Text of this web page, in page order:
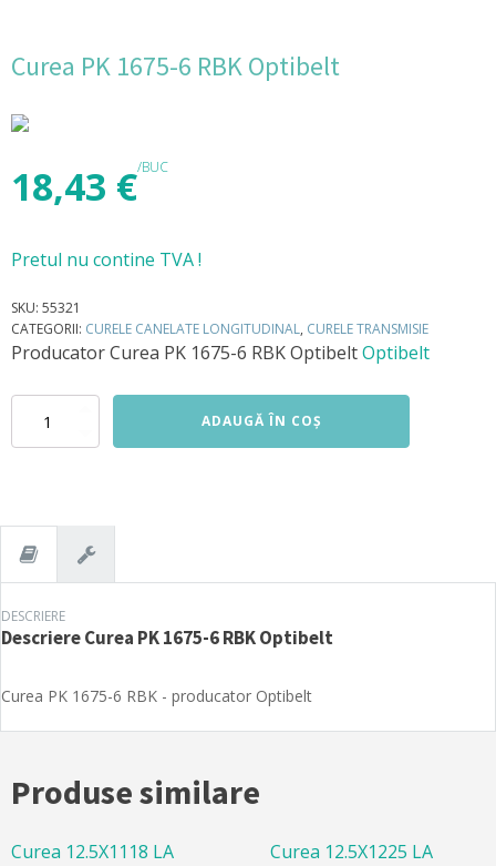
Curea PK 1675-6 RBK Optibelt
18,43 €/BUC
Pretul nu contine TVA !
SKU: 55321
CATEGORII: CURELE CANELATE LONGITUDINAL, CURELE TRANSMISIE
ProducatorCurea PK 1675-6 RBK OptibeltOptibelt
Cantitate
ADAUGĂ ÎN COȘ
DESCRIERE
DescriereCurea PK 1675-6 RBK Optibelt
Curea PK 1675-6 RBK - producator Optibelt
Produse similare
Curea 12.5X1118 LA
Curea 12.5X1225 LA